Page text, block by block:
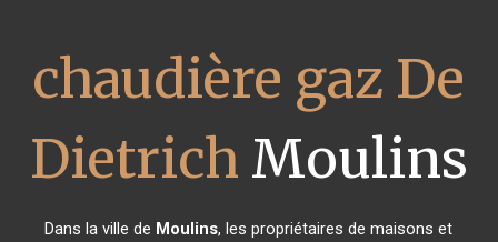
chaudière gaz De
Dietrich Moulins
Dans la ville de Moulins, les propriétaires de maisons et